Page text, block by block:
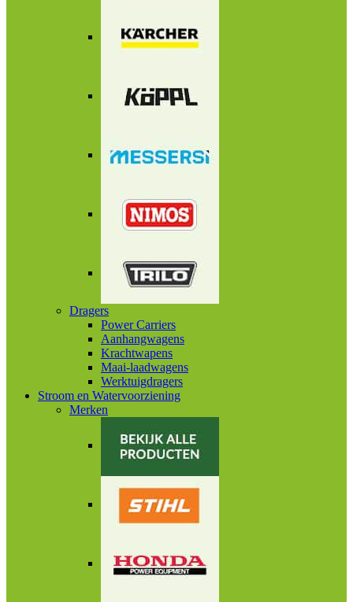
Dragers
Power Carriers
Aanhangwagens
Krachtwapens
Maai-laadwagens
Werktuigdragers
Stroom en Watervoorziening
Merken